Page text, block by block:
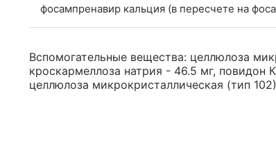
фосампренавир кальция (в пересчете на
Вспомогательные вещества: целлюлоза
кроскармеллоза натрия - 46.5 мг,
целлюлоза микрокристаллическая (тип